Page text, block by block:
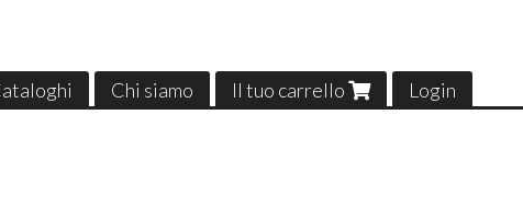
Chi siamo Il tuo carrello Login